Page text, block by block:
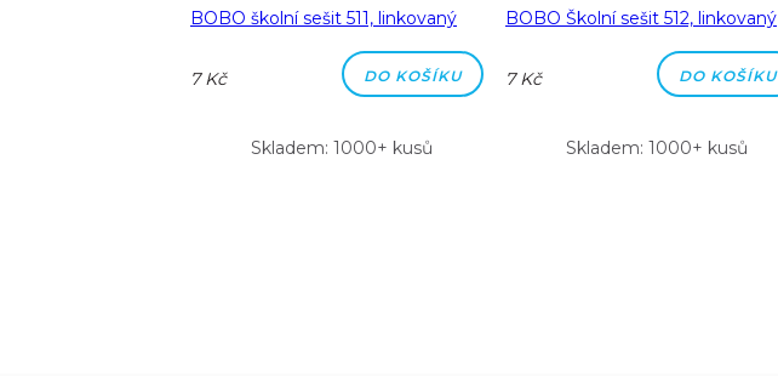
BOBO školní sešit 511, linkovaný
7 Kč DO KOŠÍKU
Skladem: 1000+ kusů
BOBO Školní sešit 512, linkovaný
7 Kč DO KOŠÍKU
Skladem: 1000+ kusů